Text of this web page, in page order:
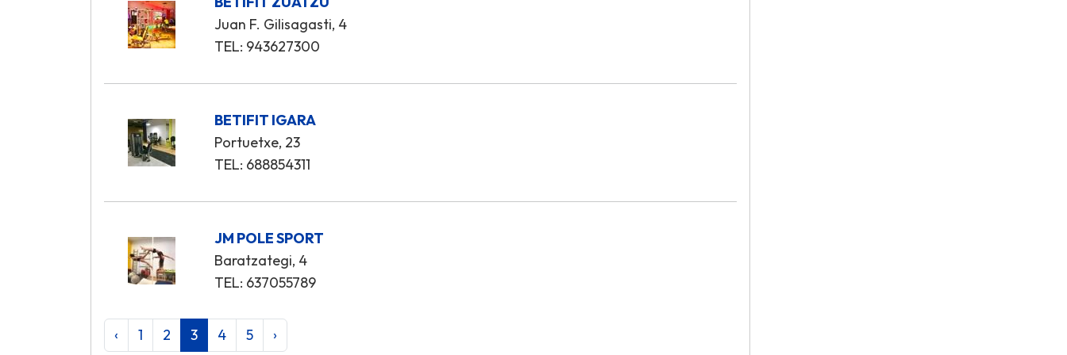
Juan F. Gilisagasti, 4
TEL: 943627300
BETIFIT IGARA
Portuetxe, 23
TEL: 688854311
JM POLE SPORT
Baratzategi, 4
TEL: 637055789
‹ 1 2 3 4 5 ›